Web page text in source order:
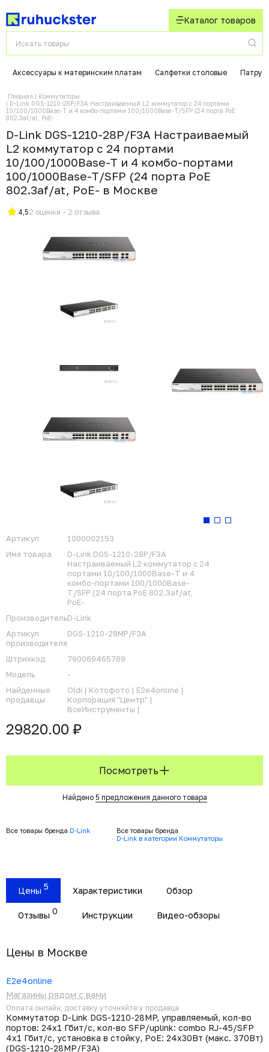
Каталог товаров
Аксессуары к материнским платам Салфетки столовые
Главная
Коммутаторы
D-Link DGS-1210-28P/F3A Настраиваемый L2 коммутатор с 24 портами
10/100/1000Base-T и 4 комбо-портами 100/1000Base-T/SFP (24 порта PoE
802.3af/at, PoE-
D-Link DGS-1210-28P/F3A Настраиваемый
L2 коммутатор с 24 портами
10/100/1000Base-T и 4 комбо-портами
100/1000Base-T/SFP (24 порта PoE
802.3af/at, PoE- в Москвe
4,52 оценки - 2 отзыва
Артикул
1000002153
Имя товара
D-Link DGS-1210-28P/F3A
Настраиваемый L2 коммутатор с 24
портами 10/100/1000Base-T и 4
комбо-портами 100/1000Base-
T/SFP (24 порта PoE 802.3af/at,
PoE-
ПроизводительD-Link
Артикул
производителя
DGS-1210-28MP/F3A
Штрихкод
790069465789
Модель
-
Найденные
продавцы
Oldi | Котофото | E2e4online |
Корпорация "Центр" |
ВсеИнструменты |
29820.00 ₽
Посмотреть
Найдено 5 предложения данного товара
Все товары бренда D-Link
Все товары бренда
D-Link в категории Коммутаторы
Цены 5 Характеристики Обзор
Отзывы 0 Инструкции Видео-обзоры
Цены в Москвe
E2e4online
Магазины рядом с вами
Оплата онлайн, доставку уточняйте у продавца
Коммутатор D-Link DGS-1210-28MP, управляемый, кол-во
портов: 24x1 Гбит/с, кол-во SFP/uplink: combo RJ-45/SFP
4x1 Гбит/с, установка в стойку, PoE: 24x30Вт (макс. 370Вт)
(DGS-1210-28MP/F3A)